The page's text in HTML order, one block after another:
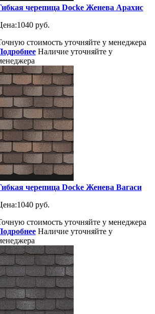
черепица Docke Женева Арахис
1040 руб.
стоимость уточняйте у менеджера
Наличие уточняйте у
черепица Docke Женева Вагаси
1040 руб.
стоимость уточняйте у менеджера
Наличие уточняйте у